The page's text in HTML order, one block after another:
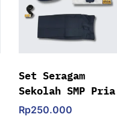
Set Seragam
Sekolah SMP Pria
Rp250.000